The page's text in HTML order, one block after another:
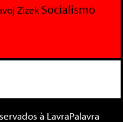
Zizek Socialismo
à LavraPalavra